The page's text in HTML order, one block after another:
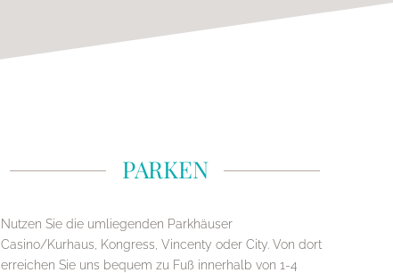
PARKEN
Nutzen Sie die umliegenden Parkhäuser
Casino/Kurhaus, Kongress, Vincenty oder City. Von dort
erreichen Sie uns bequem zu Fuß innerhalb von 1-4